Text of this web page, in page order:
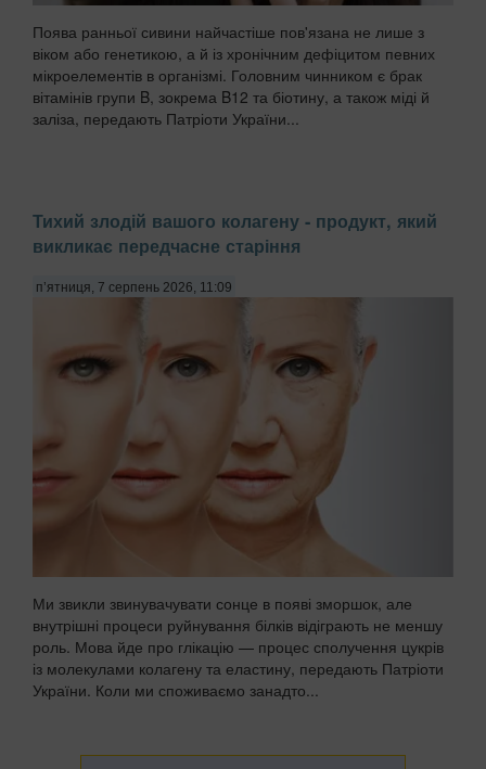
Поява ранньої сивини найчастіше пов'язана не лише з
віком або генетикою, а й із хронічним дефіцитом певних
мікроелементів в організмі. Головним чинником є брак
вітамінів групи B, зокрема B12 та біотину, а також міді й
заліза, передають Патріоти України...
Тихий злодій вашого колагену - продукт, який
викликає передчасне старіння
п’ятниця, 7 серпень 2026, 11:09
Ми звикли звинувачувати сонце в появі зморшок, але
внутрішні процеси руйнування білків відіграють не меншу
роль. Мова йде про глікацію — процес сполучення цукрів
із молекулами колагену та еластину, передають Патріоти
України. Коли ми споживаємо занадто...